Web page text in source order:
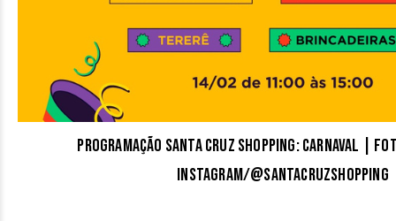
Programação Santa Cruz Shopping: Carnaval |
Instagram/@santacruzshopping